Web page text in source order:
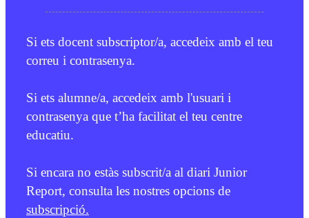
Si ets docent subscriptor/a, accedeix amb el teu
correu i contrasenya.
Si ets alumne/a, accedeix amb l'usuari i
contrasenya que t’ha facilitat el teu centre
educatiu.
Si encara no estàs subscrit/a al diari Junior
Report, consulta les nostres opcions de
subscripció.